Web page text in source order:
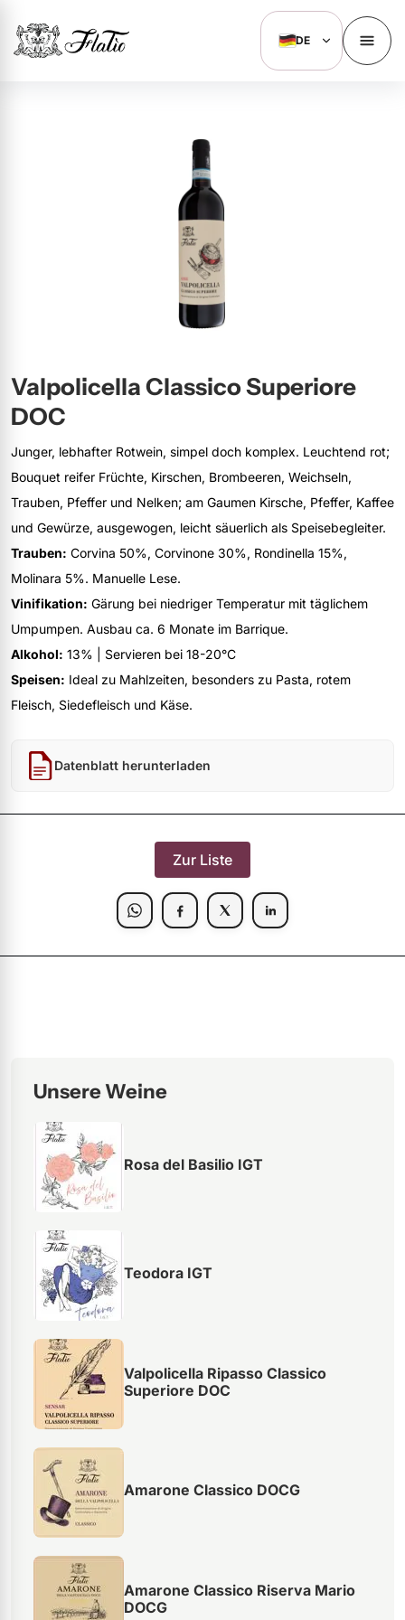
DE
Valpolicella Classico Superiore
DOC
Junger, lebhafter Rotwein, simpel doch komplex. Leuchtend rot;
Bouquet reifer Früchte, Kirschen, Brombeeren, Weichseln,
Trauben, Pfeffer und Nelken; am Gaumen Kirsche, Pfeffer, Kaffee
und Gewürze, ausgewogen, leicht säuerlich als Speisebegleiter.
Trauben: Corvina 50%, Corvinone 30%, Rondinella 15%,
Molinara 5%. Manuelle Lese.
Vinifikation: Gärung bei niedriger Temperatur mit täglichem
Umpumpen. Ausbau ca. 6 Monate im Barrique.
Alkohol: 13% | Servieren bei 18-20°C
Speisen: Ideal zu Mahlzeiten, besonders zu Pasta, rotem
Fleisch, Siedefleisch und Käse.
Datenblatt herunterladen
Zur Liste
Unsere Weine
Rosa del Basilio IGT
Teodora IGT
Valpolicella Ripasso Classico
Superiore DOC
Amarone Classico DOCG
Amarone Classico Riserva Mario
DOCG